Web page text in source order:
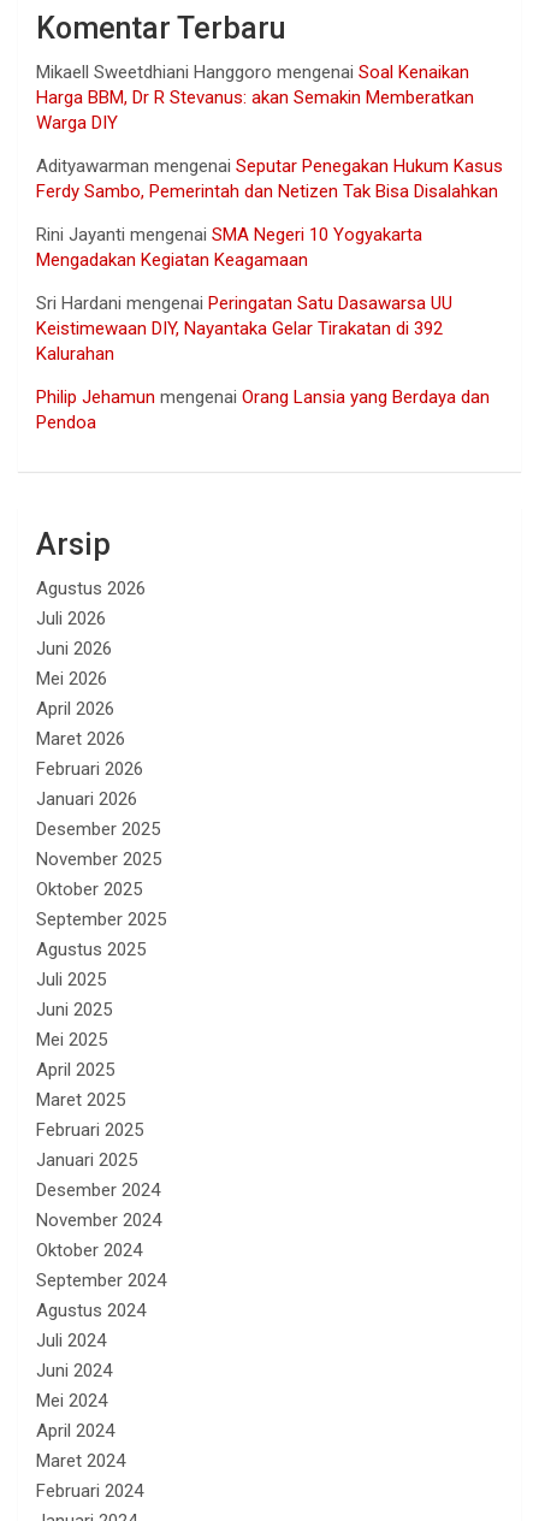
Komentar Terbaru
Mikaell Sweetdhiani Hanggoro mengenai Soal Kenaikan
Harga BBM, Dr R Stevanus: akan Semakin Memberatkan
Warga DIY
Adityawarman mengenai Seputar Penegakan Hukum Kasus
Ferdy Sambo, Pemerintah dan Netizen Tak Bisa Disalahkan
Rini Jayanti mengenai SMA Negeri 10 Yogyakarta
Mengadakan Kegiatan Keagamaan
Sri Hardani mengenai Peringatan Satu Dasawarsa UU
Keistimewaan DIY, Nayantaka Gelar Tirakatan di 392
Kalurahan
Philip Jehamun mengenai Orang Lansia yang Berdaya dan
Pendoa
Arsip
Agustus 2026
Juli 2026
Juni 2026
Mei 2026
April 2026
Maret 2026
Februari 2026
Januari 2026
Desember 2025
November 2025
Oktober 2025
September 2025
Agustus 2025
Juli 2025
Juni 2025
Mei 2025
April 2025
Maret 2025
Februari 2025
Januari 2025
Desember 2024
November 2024
Oktober 2024
September 2024
Agustus 2024
Juli 2024
Juni 2024
Mei 2024
April 2024
Maret 2024
Februari 2024